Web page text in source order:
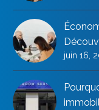
juin 16,